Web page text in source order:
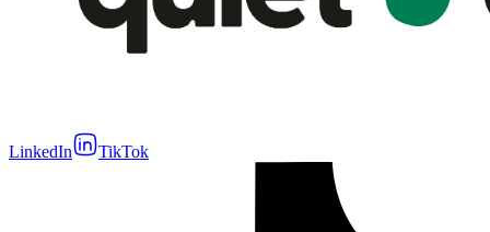
LinkedIn TikTok